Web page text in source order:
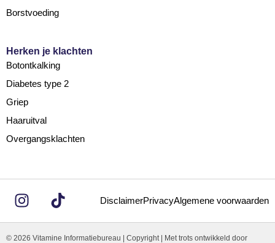
Borstvoeding
Herken je klachten
Botontkalking
Diabetes type 2
Griep
Haaruitval
Overgangsklachten
DisclaimerPrivacyAlgemene voorwaarden
© 2026 Vitamine Informatiebureau | Copyright | Met trots ontwikkeld door